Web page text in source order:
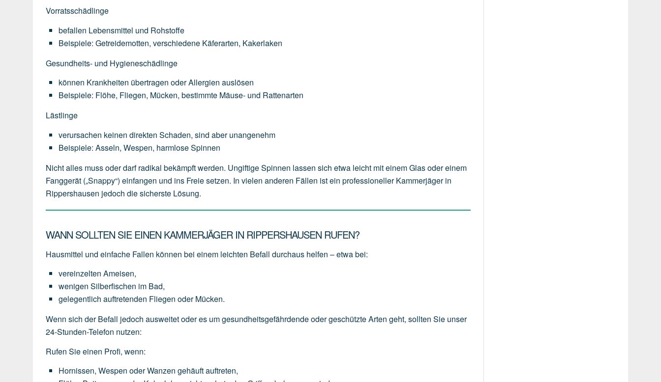
Vorratsschädlinge
befallen Lebensmittel und Rohstoffe
Beispiele: Getreidemotten, verschiedene Käferarten, Kakerlaken
Gesundheits- und Hygieneschädlinge
können Krankheiten übertragen oderAllergien auslösen
Beispiele: Flöhe, Fliegen, Mücken, bestimmte Mäuse- und Rattenarten
Lästlinge
verursachen keinen direkten Schaden, sind aber unangenehm
Beispiele: Asseln, Wespen, harmloseSpinnen
Nicht alles muss oder darf radikal bekämpft werden. Ungiftige Spinnen lassen sich etwa leicht mit einem Glas oder einem
Fanggerät („Snappy“) einfangen und ins Freie setzen. In vielen anderen Fällen ist ein professioneller Kammerjäger in
Rippershausen jedoch die sicherste Lösung.
WANN SOLLTEN SIE EINEN KAMMERJÄGER IN RIPPERSHAUSEN RUFEN?
Hausmittel und einfache Fallen können bei einem leichten Befall durchaus helfen – etwa bei:
vereinzelten Ameisen,
wenigen Silberfischen im Bad,
gelegentlich auftretenden Fliegen oder Mücken.
Wenn sich der Befall jedoch ausweitet oder es um gesundheitsgefährdende oder geschützte Arten geht, sollten Sie unser
24-Stunden-Telefon nutzen:
Rufen Sie einen Profi, wenn:
Hornissen, Wespen oderWanzen gehäuftauftreten,